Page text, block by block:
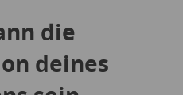
die
deines